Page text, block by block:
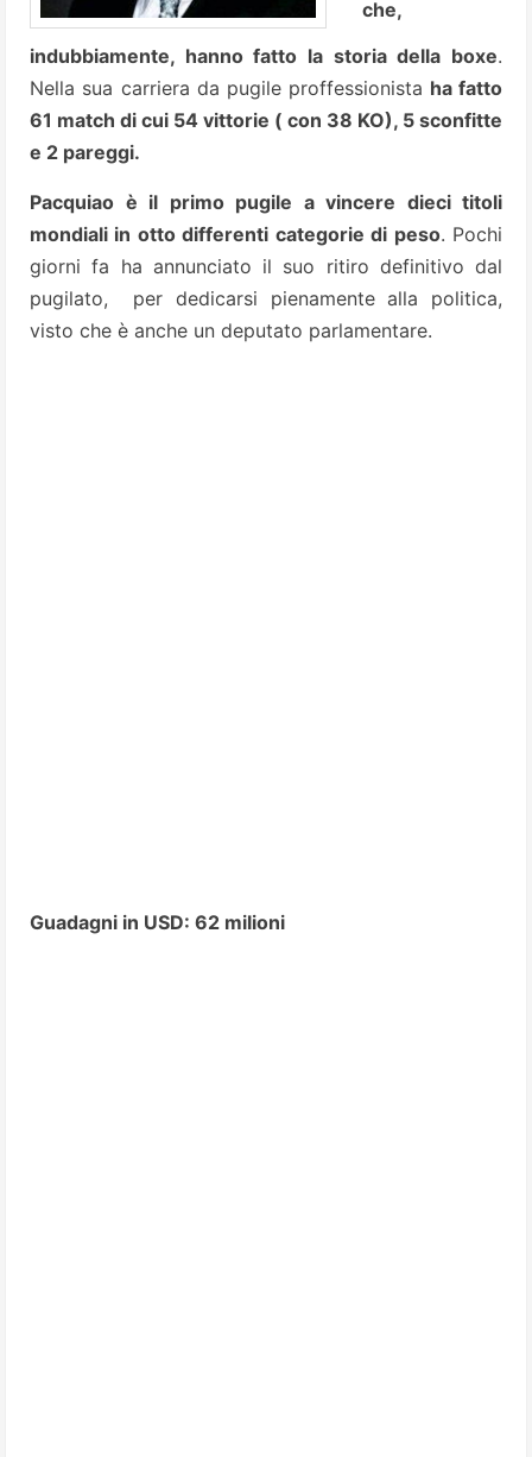
che,
indubbiamente, hanno fatto la storia della boxe.
Nella sua carriera da pugile proffessionista ha fatto
61 match di cui 54 vittorie ( con 38 KO), 5 sconfitte
e 2 pareggi.
Pacquiao è il primo pugile a vincere dieci titoli
mondiali in otto differenti categorie di peso. Pochi
giorni fa ha annunciato il suo ritiro definitivo dal
pugilato, per dedicarsi pienamente alla politica,
visto che è anche un deputato parlamentare.
Guadagni in USD: 62 milioni